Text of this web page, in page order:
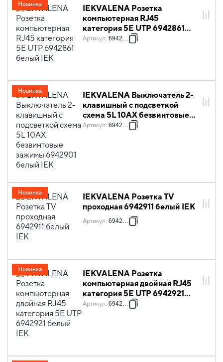
IEKVALENA Розетка
компьютерная RJ45
категория 5Е UTP 6942861
белый IEK
Артикул: 6942861
Новинка
IEKVALENA Выключатель 2-
клавишный с подсветкой
схема 5L 10АХ безвинтовые
зажимы 6942901 белый IEK
Артикул: 6942901
Новинка
IEKVALENA Розетка TV
проходная 6942911 белый IEK
Артикул: 6942911
Новинка
IEKVALENA Розетка
компьютерная двойная RJ45
категория 5Е UTP 6942921
белый IEK
Артикул: 6942921
Новинка